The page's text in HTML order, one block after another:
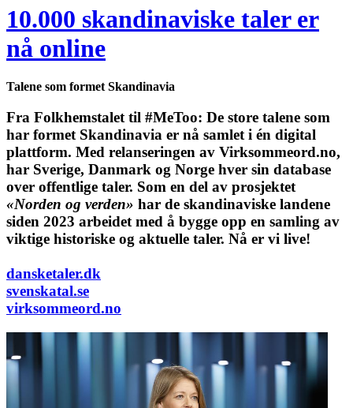
10.000 skandinaviske taler er
nå online
Talene som formet Skandinavia
Fra Folkhemstalet til #MeToo: De store talene som
har formet Skandinavia er nå samlet i én digital
plattform. Med relanseringen av Virksommeord.no,
har Sverige, Danmark og Norge hver sin database
over offentlige taler. Som en del av prosjektet
«Norden og verden» har de skandinaviske landene
siden 2023 arbeidet med å bygge opp en samling av
viktige historiske og aktuelle taler. Nå er vi live!
dansketaler.dk
svenskatal.se
virksommeord.no